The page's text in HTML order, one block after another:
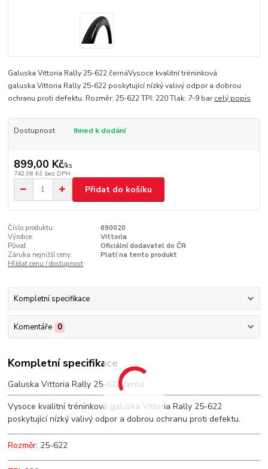
Galuska Vittoria Rally 25-622 černáVysoce kvalitní tréninková
galuska Vittoria Rally 25-622 poskytující nízký valivý odpor a dobrou
ochranu proti defektu. Rozměr: 25-622 TPI: 220 Tlak: 7-9 barcelý popis
Dostupnost Ihned k dodání
899,00 Kč/ks
742,98 Kč bez DPH
Přidat do košíku
Číslo produktu:
690020
Výrobce:
Vittoria
Původ:
Oficiální dodavatel do ČR
Záruka nejnižší ceny:
Platí na tento produkt
Hlídat cenu / dostupnost
Kompletní specifikace
Komentáře 0
Kompletní specifikace
Galuska Vittoria Rally 25-622 černá
Vysoce kvalitní tréninková galuska Vittoria Rally 25-622
poskytující nízký valivý odpor a dobrou ochranu proti defektu.
Rozměr: 25-622